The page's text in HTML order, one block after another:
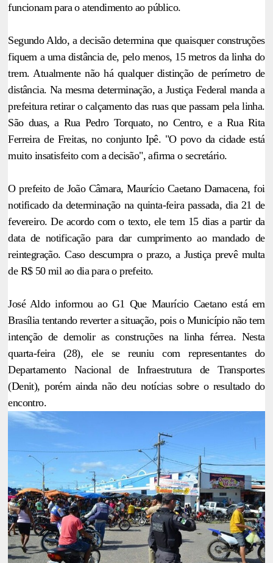
funcionam para o atendimento ao público.
Segundo Aldo, a decisão determina que quaisquer construções
fiquem a uma distância de, pelo menos, 15 metros da linha do
trem. Atualmente não há qualquer distinção de perímetro de
distância. Na mesma determinação, a Justiça Federal manda a
prefeitura retirar o calçamento das ruas que passam pela linha.
São duas, a Rua Pedro Torquato, no Centro, e a Rua Rita
Ferreira de Freitas, no conjunto Ipê. "O povo da cidade está
muito insatisfeito com a decisão", afirma o secretário.
O prefeito de João Câmara, Maurício Caetano Damacena, foi
notificado da determinação na quinta-feira passada, dia 21 de
fevereiro. De acordo com o texto, ele tem 15 dias a partir da
data de notificação para dar cumprimento ao mandado de
reintegração. Caso descumpra o prazo, a Justiça prevê multa
de R$ 50 mil ao dia para o prefeito.
José Aldo informou ao G1 Que Maurício Caetano está em
Brasília tentando reverter a situação, pois o Município não tem
intenção de demolir as construções na linha férrea. Nesta
quarta-feira (28), ele se reuniu com representantes do
Departamento Nacional de Infraestrutura de Transportes
(Denit), porém ainda não deu notícias sobre o resultado do
encontro.